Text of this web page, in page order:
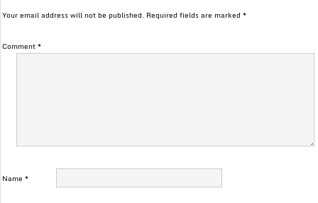
Your email address will not be published. Required fields are marked*
Comment*
Name*